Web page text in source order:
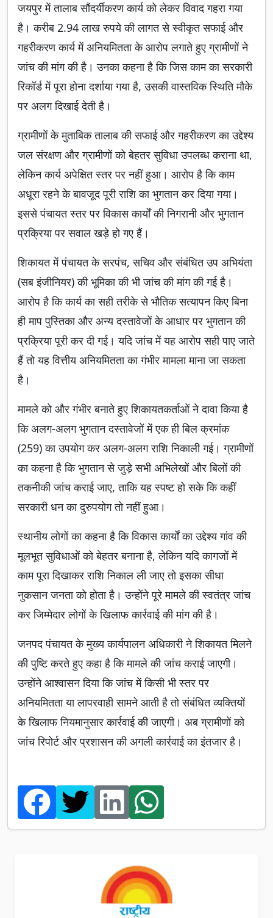
जयपुर में तालाब सौंदर्यीकरण कार्य को लेकर विवाद गहरा गया
है। करीब 2.94 लाख रुपये की लागत से स्वीकृत सफाई और
गहरीकरण कार्य में अनियमितता के आरोप लगाते हुए ग्रामीणों ने
जांच की मांग की है। उनका कहना है कि जिस काम का सरकारी
रिकॉर्ड में पूरा होना दर्शाया गया है, उसकी वास्तविक स्थिति मौके
पर अलग दिखाई देती है।
ग्रामीणों के मुताबिक तालाब की सफाई और गहरीकरण का उद्देश्य
जल संरक्षण और ग्रामीणों को बेहतर सुविधा उपलब्ध कराना था,
लेकिन कार्य अपेक्षित स्तर पर नहीं हुआ। आरोप है कि काम
अधूरा रहने के बावजूद पूरी राशि का भुगतान कर दिया गया।
इससे पंचायत स्तर पर विकास कार्यों की निगरानी और भुगतान
प्रक्रिया पर सवाल खड़े हो गए हैं।
शिकायत में पंचायत के सरपंच, सचिव और संबंधित उप अभियंता
(सब इंजीनियर) की भूमिका की भी जांच की मांग की गई है।
आरोप है कि कार्य का सही तरीके से भौतिक सत्यापन किए बिना
ही माप पुस्तिका और अन्य दस्तावेजों के आधार पर भुगतान की
प्रक्रिया पूरी कर दी गई। यदि जांच में यह आरोप सही पाए जाते
हैं तो यह वित्तीय अनियमितता का गंभीर मामला माना जा सकता
है।
मामले को और गंभीर बनाते हुए शिकायतकर्ताओं ने दावा किया है
कि अलग-अलग भुगतान दस्तावेजों में एक ही बिल क्रमांक
(259) का उपयोग कर अलग-अलग राशि निकाली गई। ग्रामीणों
का कहना है कि भुगतान से जुड़े सभी अभिलेखों और बिलों की
तकनीकी जांच कराई जाए, ताकि यह स्पष्ट हो सके कि कहीं
सरकारी धन का दुरुपयोग तो नहीं हुआ।
स्थानीय लोगों का कहना है कि विकास कार्यों का उद्देश्य गांव की
मूलभूत सुविधाओं को बेहतर बनाना है, लेकिन यदि कागजों में
काम पूरा दिखाकर राशि निकाल ली जाए तो इसका सीधा
नुकसान जनता को होता है। उन्होंने पूरे मामले की स्वतंत्र जांच
कर जिम्मेदार लोगों के खिलाफ कार्रवाई की मांग की है।
जनपद पंचायत के मुख्य कार्यपालन अधिकारी ने शिकायत मिलने
की पुष्टि करते हुए कहा है कि मामले की जांच कराई जाएगी।
उन्होंने आश्वासन दिया कि जांच में किसी भी स्तर पर
अनियमितता या लापरवाही सामने आती है तो संबंधित व्यक्तियों
के खिलाफ नियमानुसार कार्रवाई की जाएगी। अब ग्रामीणों को
जांच रिपोर्ट और प्रशासन की अगली कार्रवाई का इंतजार है।